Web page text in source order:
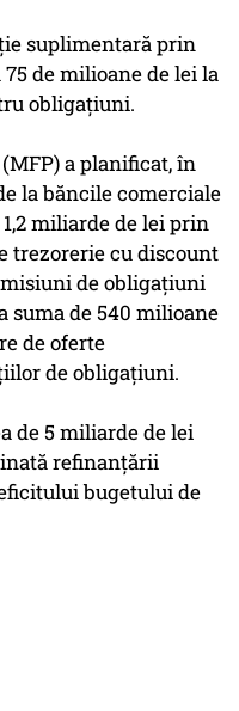
suplimentară prin
de milioane de lei la
obligaţiuni.
a planificat, în
la băncile comerciale
miliarde de lei prin
trezorerie cu discount
de obligaţiuni
suma de 540 milioane
de oferte
de obligaţiuni.
de 5 miliarde de lei
refinanţării
bugetului de